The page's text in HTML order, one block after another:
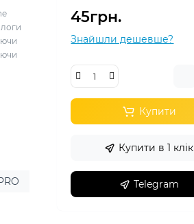
45грн.
Знайшли дешевше?
Купити
Купити в 1 клік
Telegram